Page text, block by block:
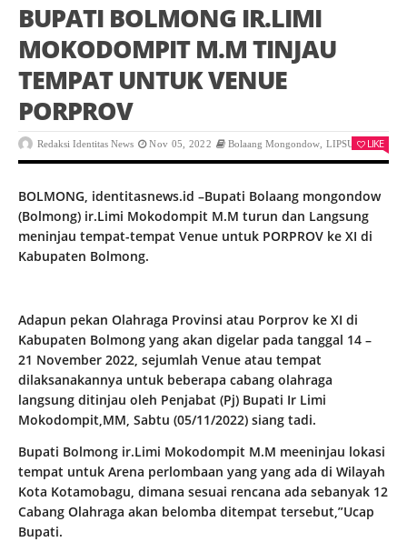
BUPATI BOLMONG IR.LIMI
MOKODOMPIT M.M TINJAU
TEMPAT UNTUK VENUE
PORPROV
Redaksi Identitas News Nov 05, 2022 Bolaang Mongondow LIPSUS 0
LIKE
BOLMONG, identitasnews.id –Bupati Bolaang mongondow
(Bolmong) ir.Limi Mokodompit M.M turun dan Langsung
meninjau tempat-tempat Venue untuk PORPROV ke XI di
Kabupaten Bolmong.
Adapun pekan Olahraga Provinsi atau Porprov ke XI di
Kabupaten Bolmong yang akan digelar pada tanggal 14 –
21 November 2022, sejumlah Venue atau tempat
dilaksanakannya untuk beberapa cabang olahraga
langsung ditinjau oleh Penjabat (Pj) Bupati Ir Limi
Mokodompit,MM, Sabtu (05/11/2022) siang tadi.
Bupati Bolmong ir.Limi Mokodompit M.M meeninjau lokasi
tempat untuk Arena perlombaan yang yang ada di Wilayah
Kota Kotamobagu, dimana sesuai rencana ada sebanyak 12
Cabang Olahraga akan belomba ditempat tersebut,”Ucap
Bupati.